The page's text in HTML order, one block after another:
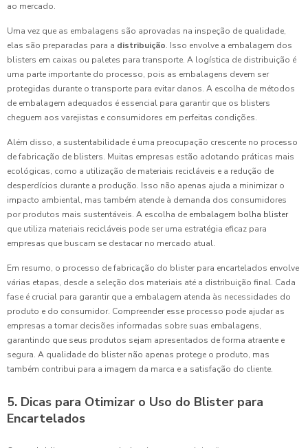
ao mercado.
Uma vez que as embalagens são aprovadas na inspeção de qualidade,
elas são preparadas para a distribuição. Isso envolve a embalagem dos
blisters em caixas ou paletes para transporte. A logística de distribuição é
uma parte importante do processo, pois as embalagens devem ser
protegidas durante o transporte para evitar danos. A escolha de métodos
de embalagem adequados é essencial para garantir que os blisters
cheguem aos varejistas e consumidores em perfeitas condições.
Além disso, a sustentabilidade é uma preocupação crescente no processo
de fabricação de blisters. Muitas empresas estão adotando práticas mais
ecológicas, como a utilização de materiais recicláveis e a redução de
desperdícios durante a produção. Isso não apenas ajuda a minimizar o
impacto ambiental, mas também atende à demanda dos consumidores
por produtos mais sustentáveis. A escolha de embalagem bolha blister
que utiliza materiais recicláveis pode ser uma estratégia eficaz para
empresas que buscam se destacar no mercado atual.
Em resumo, o processo de fabricação do blister para encartelados envolve
várias etapas, desde a seleção dos materiais até a distribuição final. Cada
fase é crucial para garantir que a embalagem atenda às necessidades do
produto e do consumidor. Compreender esse processo pode ajudar as
empresas a tomar decisões informadas sobre suas embalagens,
garantindo que seus produtos sejam apresentados de forma atraente e
segura. A qualidade do blister não apenas protege o produto, mas
também contribui para a imagem da marca e a satisfação do cliente.
5. Dicas para Otimizar o Uso do Blister para
Encartelados